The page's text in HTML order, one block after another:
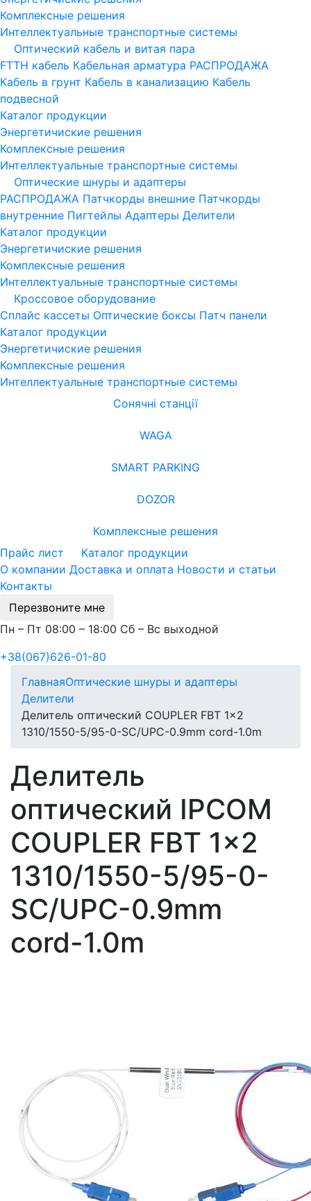
Комплексные решения
Интеллектуальные транспортные системы
Оптический кабель и витая пара
FTTH кабель Кабельная арматура РАСПРОДАЖА
Кабель в грунт Кабель в канализацию Кабель
подвесной
Каталог продукции
Энергетичиские решения
Комплексные решения
Интеллектуальные транспортные системы
Оптические шнуры и адаптеры
РАСПРОДАЖА Патчкорды внешние Патчкорды
внутренние Пигтейлы Адаптеры Делители
Каталог продукции
Энергетичиские решения
Комплексные решения
Интеллектуальные транспортные системы
Кроссовое оборудование
Сплайс кассеты Оптические боксы Патч панели
Каталог продукции
Энергетичиские решения
Комплексные решения
Интеллектуальные транспортные системы
Сонячні станції
WAGA
SMART PARKING
DOZOR
Комплексные решения
Прайс лист
Каталог продукции
О компании Доставка и оплата Новости и статьи
Контакты
Перезвоните мне
Пн – Пт 08:00 – 18:00 Сб – Вс выходной
+38(067)626-01-80
ГлавнаяОптические шнуры и адаптеры
Делители
Делитель оптический COUPLER FBT 1x2
1310/1550-5/95-0-SC/UPC-0.9mm cord-1.0m
Делитель
оптический IPCOM
COUPLER FBT 1x2
1310/1550-5/95-0-
SC/UPC-0.9mm
cord-1.0m